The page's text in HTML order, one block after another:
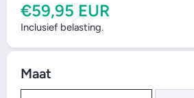
€59,95 EUR
Inclusief belasting.
Maat